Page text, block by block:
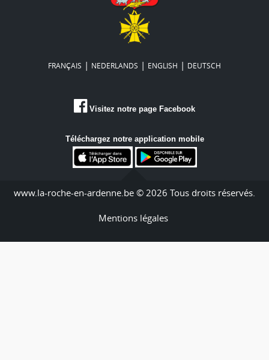
FRANÇAIS | NEDERLANDS | ENGLISH | DEUTSCH
Visitez notre page Facebook
Téléchargez notre application mobile
www.la-roche-en-ardenne.be © 2026 Tous droits réservés.
Mentions légales